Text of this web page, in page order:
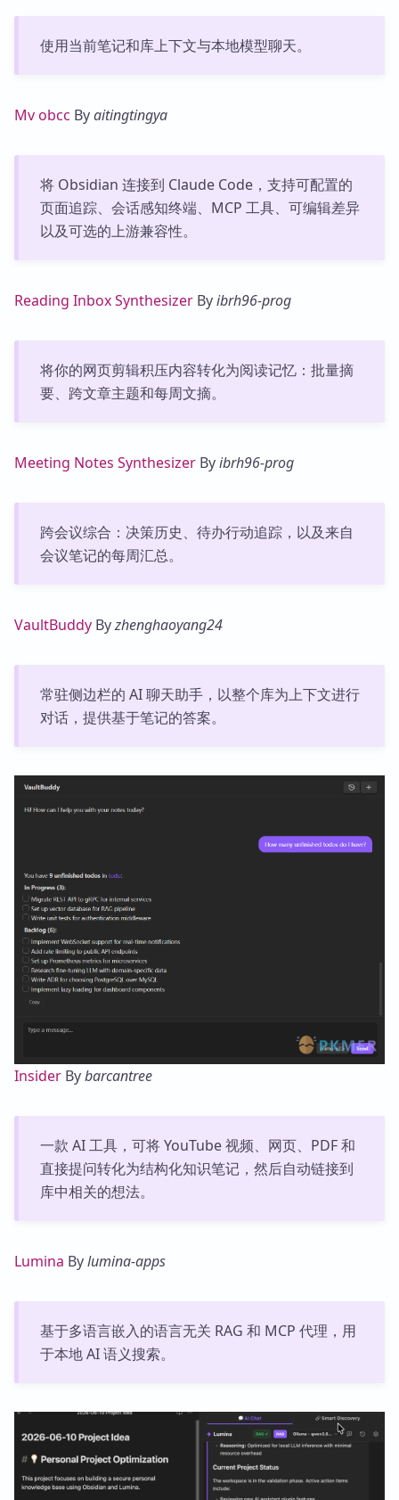
使用当前笔记和库上下文与本地模型聊天。
Mv obcc Byaitingtingya
将 Obsidian 连接到 Claude Code，支持可配置的
页面追踪、会话感知终端、MCP 工具、可编辑差异
以及可选的上游兼容性。
Reading Inbox Synthesizer Byibrh96-prog
将你的网页剪辑积压内容转化为阅读记忆：批量摘
要、跨文章主题和每周文摘。
Meeting Notes Synthesizer Byibrh96-prog
跨会议综合：决策历史、待办行动追踪，以及来自
会议笔记的每周汇总。
VaultBuddy Byzhenghaoyang24
常驻侧边栏的 AI 聊天助手，以整个库为上下文进行
对话，提供基于笔记的答案。
Insider Bybarcantree
一款 AI 工具，可将 YouTube 视频、网页、PDF 和
直接提问转化为结构化知识笔记，然后自动链接到
库中相关的想法。
Lumina Bylumina-apps
基于多语言嵌入的语言无关 RAG 和 MCP 代理，用
于本地 AI 语义搜索。